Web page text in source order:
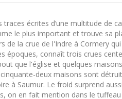
traces écrites d’une multitude de
le plus important et trouve sa
de la crue de l'Indre à Cormery
époques, connaît trois crues
que l'église et quelques
deux maisons sont
à Saumur. Le froid surprend
on en fait mention dans le